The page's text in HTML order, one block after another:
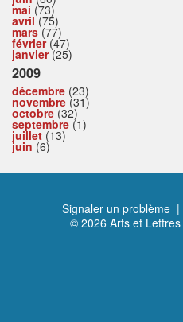
mai (73)
avril(75)
mars(77)
février(47)
janvier(25)
2009
décembre (23)
novembre (31)
octobre (32)
septembre (1)
juillet (13)
juin (6)
Signaler un problème |
© 2026 Arts et Lettres